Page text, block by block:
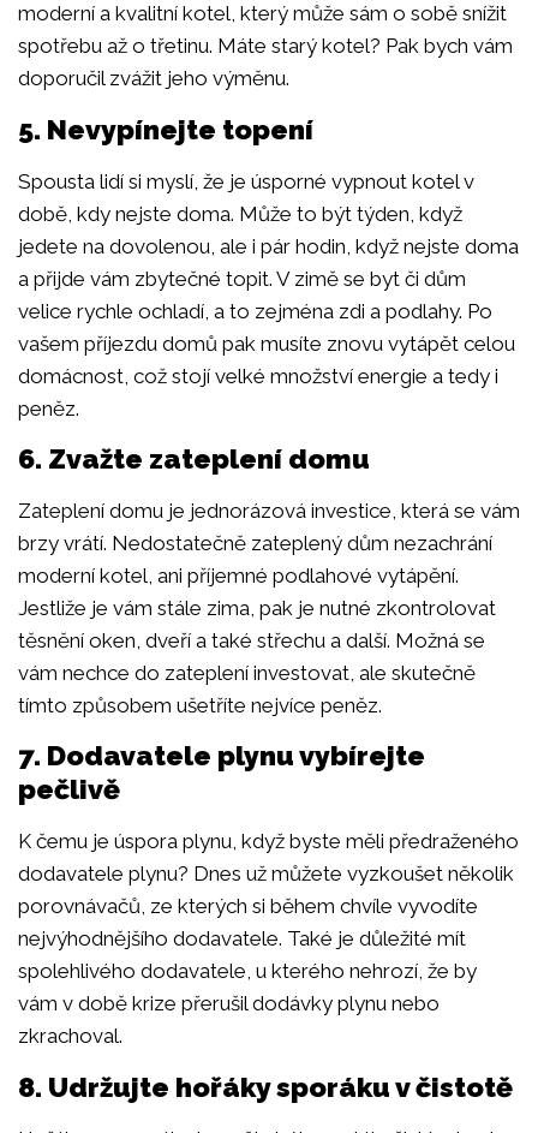
moderní a kvalitní kotel, který může sám o sobě snížit
spotřebu až o třetinu. Máte starý kotel? Pak bych vám
doporučil zvážit jeho výměnu.
5. Nevypínejte topení
Spousta lidí si myslí, že je úsporné vypnout kotel v
době, kdy nejste doma. Může to být týden, když
jedete na dovolenou, ale i pár hodin, když nejste doma
a přijde vám zbytečné topit. V zimě se byt či dům
velice rychle ochladí, a to zejména zdi a podlahy. Po
vašem příjezdu domů pak musíte znovu vytápět celou
domácnost, což stojí velké množství energie a tedy i
peněz.
6. Zvažte zateplení domu
Zateplení domu je jednorázová investice, která se vám
brzy vrátí. Nedostatečně zateplený dům nezachrání
moderní kotel, ani příjemné podlahové vytápění.
Jestliže je vám stále zima, pak je nutné zkontrolovat
těsnění oken, dveří a také střechu a další. Možná se
vám nechce do zateplení investovat, ale skutečně
tímto způsobem ušetříte nejvíce peněz.
7. Dodavatele plynu vybírejte
pečlivě
K čemu je úspora plynu, když byste měli předraženého
dodavatele plynu? Dnes už můžete vyzkoušet několik
porovnávačů, ze kterých si během chvíle vyvodíte
nejvýhodnějšího dodavatele. Také je důležité mít
spolehlivého dodavatele, u kterého nehrozí, že by
vám v době krize přerušil dodávky plynu nebo
zkrachoval.
8. Udržujte hořáky sporáku v čistotě